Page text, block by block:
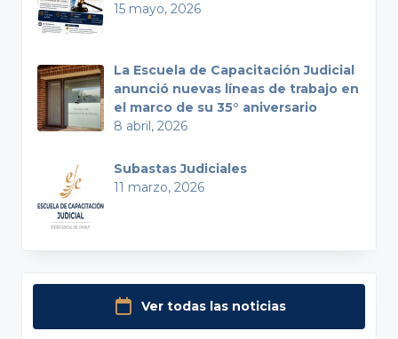
15 mayo, 2026
La Escuela de Capacitación Judicial
anunció nuevas líneas de trabajo en
el marco de su 35° aniversario
8 abril, 2026
Subastas Judiciales
11 marzo, 2026
Ver todas las noticias